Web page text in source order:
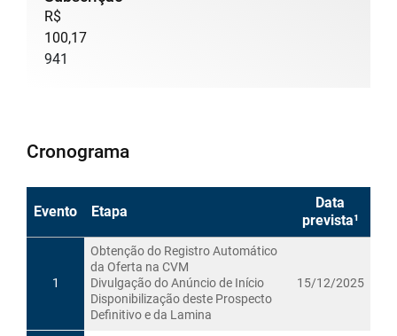
R$
100,17
941
Cronograma
Evento Etapa
Data
prevista¹
1
Obtenção do Registro Automático
da Oferta na CVM
Divulgação do Anúncio de Início
Disponibilização deste Prospecto
Definitivo e da Lamina
15/12/2025